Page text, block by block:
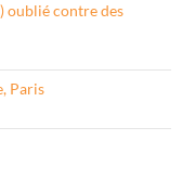
oublié contre des
Paris